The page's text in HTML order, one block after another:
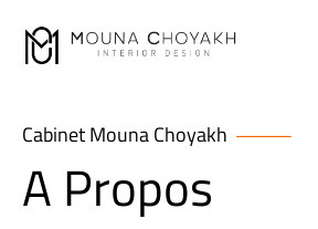
Cabinet Mouna Choyakh
A Propos